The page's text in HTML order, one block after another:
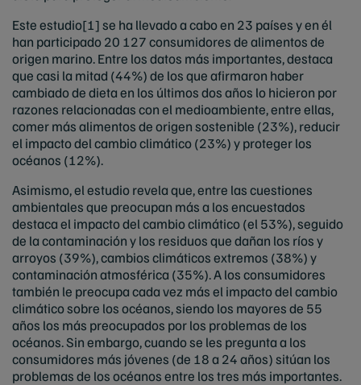
Este estudio[1]se ha llevado a cabo en 23 países y en él
han participado 20 127 consumidores de alimentos de
origen marino. Entre los datos más importantes, destaca
que casi la mitad (44%) de los que afirmaron haber
cambiado de dieta en los últimos dos años lo hicieron por
razones relacionadas con el medioambiente, entre ellas,
comer más alimentos de origen sostenible (23%), reducir
el impacto del cambio climático (23%) y protegerlos
océanos (12%).
Asimismo, el estudio revela que, entre las cuestiones
ambientales que preocupan más a los encuestados
destaca el impacto del cambio climático (el 53%), seguido
de la contaminación y los residuos que dañan los ríos y
arroyos (39%), cambios climáticos extremos (38%) y
contaminación atmosférica (35%). A los consumidores
también le preocupa cada vez más el impacto del cambio
climático sobre los océanos, siendo los mayores de 55
años los más preocupados por los problemas de los
océanos. Sin embargo, cuando se les pregunta a los
consumidores más jóvenes (de 18 a 24 años) sitúan los
problemas de los océanos entre los tres más importantes.